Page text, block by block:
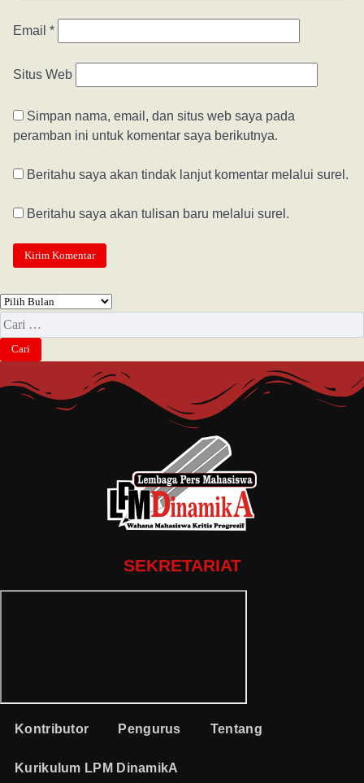
Email *
Situs Web
Simpan nama, email, dan situs web saya pada
peramban ini untuk komentar saya berikutnya.
Beritahu saya akan tindak lanjut komentar melalui surel.
Beritahu saya akan tulisan baru melalui surel.
SEKRETARIAT
Kontributor Pengurus Tentang
Kurikulum LPM DinamikA